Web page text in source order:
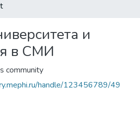
и
в СМИ
community
handle/123456789/49